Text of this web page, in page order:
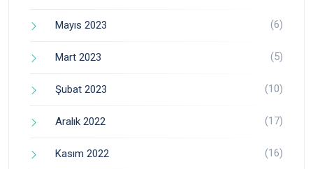
Mayıs 2023 (6)
Mart 2023 (5)
Şubat 2023 (10)
Aralık 2022 (17)
Kasım 2022 (16)